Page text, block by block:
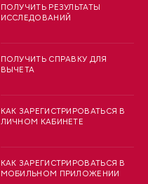
ПОЛУЧИТЬ РЕЗУЛЬТАТЫ
ИССЛЕДОВАНИЙ
ПОЛУЧИТЬ СПРАВКУ ДЛЯ
ВЫЧЕТА
КАК ЗАРЕГИСТРИРОВАТЬСЯ В
ЛИЧНОМ КАБИНЕТЕ
КАК ЗАРЕГИСТРИРОВАТЬСЯ В
МОБИЛЬНОМ ПРИЛОЖЕНИИ